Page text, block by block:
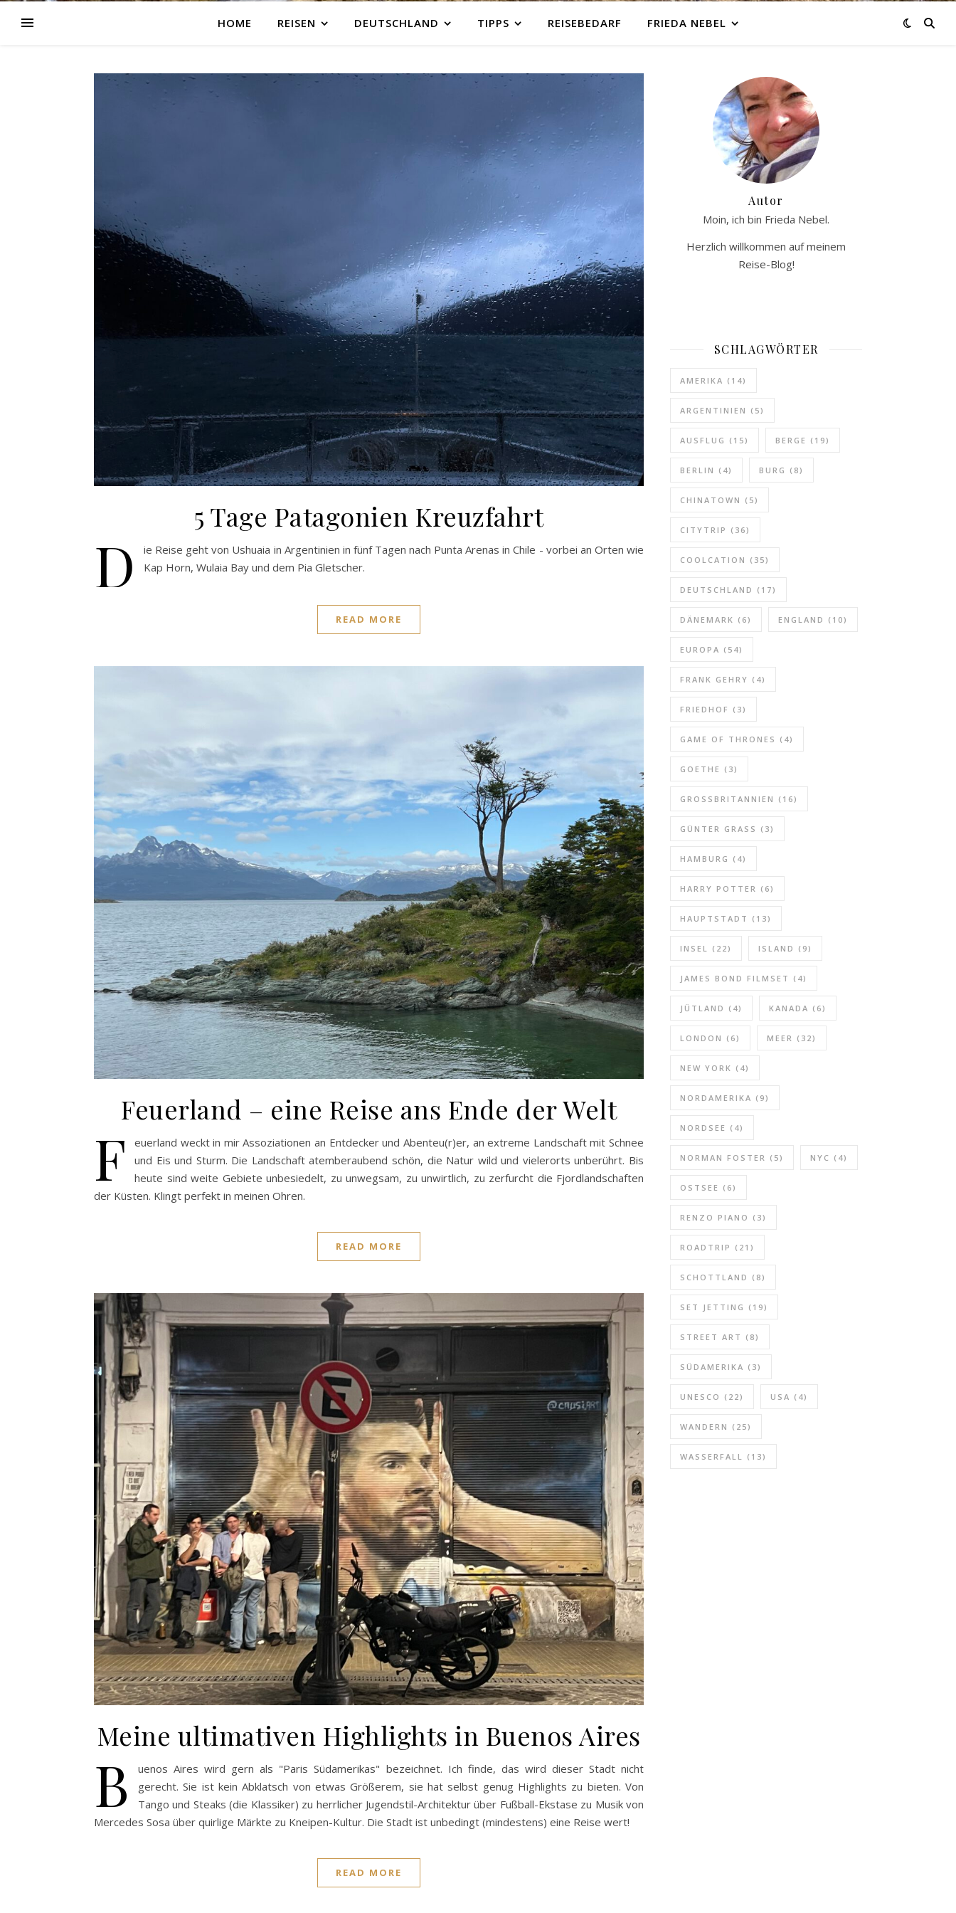
HOME REISEN DEUTSCHLAND TIPPS REISEBEDARF FRIEDA NEBEL
5 Tage Patagonien Kreuzfahrt
D
ie Reise geht von Ushuaia in Argentinien in fünf Tagen nach Punta Arenas in Chile - vorbei an Orten wie
Kap Horn, Wulaia Bay und dem Pia Gletscher.
READ MORE
Feuerland – eine Reise ans Ende der Welt
F
euerland weckt in mir Assoziationen an Entdecker und Abenteu(r)er, an extreme Landschaft mit Schnee
und Eis und Sturm. Die Landschaft atemberaubend schön, die Natur wild und vielerorts unberührt. Bis
heute sind weite Gebiete unbesiedelt, zu unwegsam, zu unwirtlich, zu zerfurcht die Fjordlandschaften
der Küsten. Klingt perfekt in meinen Ohren.
READ MORE
Meine ultimativen Highlights in Buenos Aires
B
uenos Aires wird gern als "Paris Südamerikas" bezeichnet. Ich finde, das wird dieser Stadt nicht
gerecht. Sie ist kein Abklatsch von etwas Größerem, sie hat selbst genug Highlights zu bieten. Von
Tango und Steaks (die Klassiker) zu herrlicher Jugendstil-Architektur über Fußball-Ekstase zu Musik von
Mercedes Sosa über quirlige Märkte zu Kneipen-Kultur. Die Stadt ist unbedingt (mindestens) eine Reise wert!
READ MORE
Autor
Moin, ich bin Frieda Nebel.
Herzlich willkommen auf meinem
Reise-Blog!
SCHLAGWÖRTER
AMERIKA (14)
ARGENTINIEN (5)
AUSFLUG (15) BERGE (19)
BERLIN (4) BURG (8)
CHINATOWN (5)
CITYTRIP (36)
COOLCATION (35)
DEUTSCHLAND (17)
DÄNEMARK (6) ENGLAND (10)
EUROPA (54)
FRANK GEHRY (4)
FRIEDHOF (3)
GAME OF THRONES (4)
GOETHE (3)
GROSSBRITANNIEN (16)
GÜNTER GRASS (3)
HAMBURG (4)
HARRY POTTER (6)
HAUPTSTADT (13)
INSEL (22) ISLAND (9)
JAMES BOND FILMSET (4)
JÜTLAND (4) KANADA (6)
LONDON (6) MEER (32)
NEW YORK (4)
NORDAMERIKA (9)
NORDSEE (4)
NORMAN FOSTER (5) NYC (4)
OSTSEE (6)
RENZO PIANO (3)
ROADTRIP (21)
SCHOTTLAND (8)
SET JETTING (19)
STREET ART (8)
SÜDAMERIKA (3)
UNESCO (22) USA (4)
WANDERN (25)
WASSERFALL (13)